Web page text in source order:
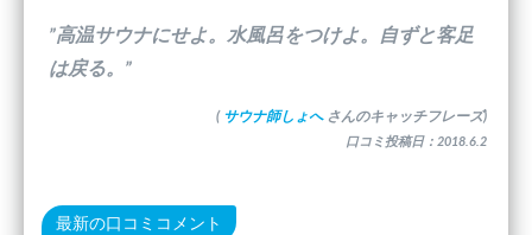
”高温サウナにせよ。水風呂をつけよ。自ずと客足
は戻る。”
( サウナ師しょへ さんのキャッチフレーズ)
口コミ投稿日：2018.6.2
最新の口コミコメント